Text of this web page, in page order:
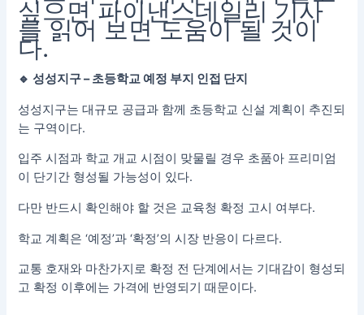
싶으면 파이낸스데일리 기사
를 읽어 보면 도움이 될 것이
다.
🔹 성성지구 – 초등학교 예정 부지 인접 단지
성성지구는 대규모 공급과 함께 초등학교 신설 계획이 추진되
는 구역이다.
입주 시점과 학교 개교 시점이 맞물릴 경우 초품아 프리미엄
이 단기간 형성될 가능성이 있다.
다만 반드시 확인해야 할 것은 교육청 확정 고시 여부다.
학교 계획은 ‘예정’과 ‘확정’의 시장 반응이 다르다.
교통 호재와 마찬가지로 확정 전 단계에서는 기대감이 형성되
고 확정 이후에는 가격에 반영되기 때문이다.